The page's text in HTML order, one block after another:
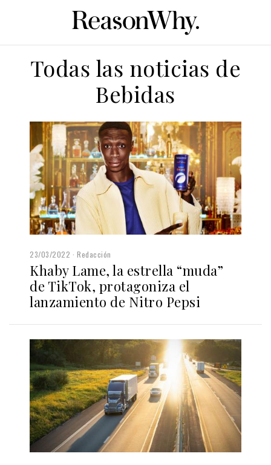
Todas las noticias de
Bebidas
23/03/2022 Redacción
Khaby Lame, la estrella “muda”
de TikTok, protagoniza el
lanzamiento de Nitro Pepsi